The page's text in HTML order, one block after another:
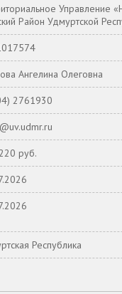
Управление
Район Удмуртской
Ангелина Олеговна
2761930
руб.
Республика